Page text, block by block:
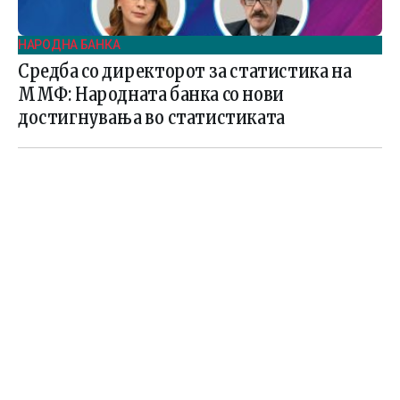
НАРОДНА БАНКА
Средба со директорот за статистика на
ММФ: Народната банка со нови
достигнувања во статистиката